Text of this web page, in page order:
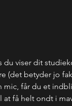
du viser dit
(det betyder jo
mic, får du et
at få helt ondt i